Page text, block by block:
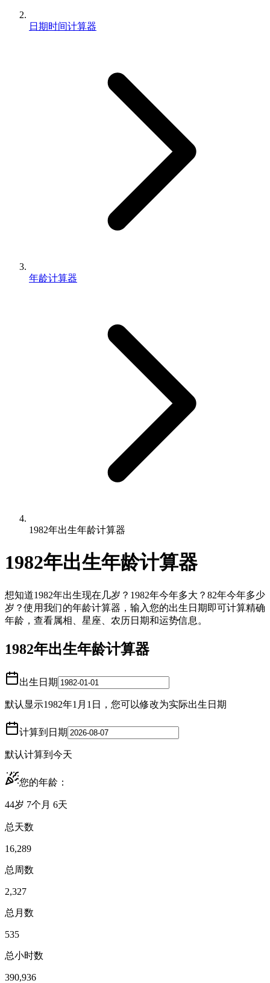
日期时间计算器
年龄计算器
1982年出生年龄计算器
1982年出生年龄计算器
想知道1982年出生现在几岁？1982年今年多大？82年今年多少
岁？使用我们的年龄计算器，输入您的出生日期即可计算精确
年龄，查看属相、星座、农历日期和运势信息。
1982年出生年龄计算器
出生日期
默认显示1982年1月1日，您可以修改为实际出生日期
计算到日期
默认计算到今天
您的年龄：
44岁 7个月 6天
总天数
16,289
总周数
2,327
总月数
535
总小时数
390,936